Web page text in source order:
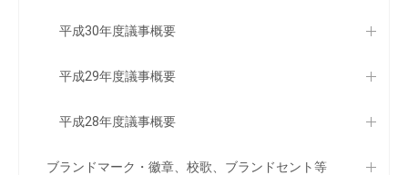
平成30年度議事概要
平成29年度議事概要
平成28年度議事概要
ブランドマーク・徽章、校歌、ブランドセント等